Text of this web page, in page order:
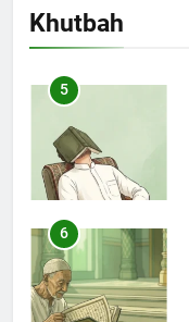
Khutbah
5
6